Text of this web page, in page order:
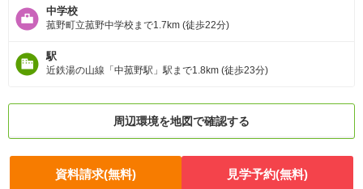
中学校
菰野町立菰野中学校まで1.7km (徒歩22分)
駅
近鉄湯の山線「中菰野駅」駅まで1.8km (徒歩23分)
周辺環境を地図で確認する
資料請求(無料) 見学予約(無料)